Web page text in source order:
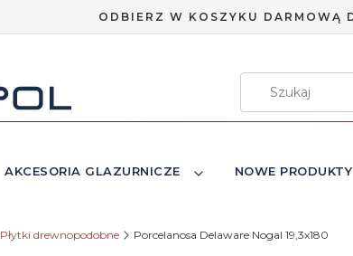
ODBIERZ W KOSZYKU DARMOWĄ
AKCESORIA GLAZURNICZE NOWE PRODUKTY
Płytki drewnopodobne Porcelanosa Delaware Nogal 19,3x180